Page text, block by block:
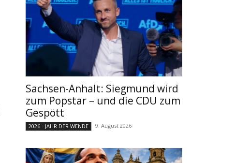
Sachsen-Anhalt: Siegmund wird
zum Popstar – und die CDU zum
Gespött
2026 - JAHR DER WENDE 9. August 2026